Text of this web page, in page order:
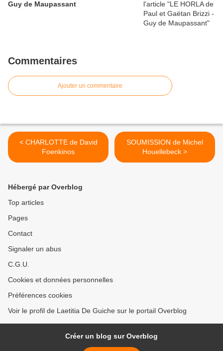
Guy de Maupassant
Commentaires
Ajouter un commentaire
< CHARLOTTE de David
Foenkinos
SOUMISSION de Michel
Houellebeck >
Hébergé par Overblog
Top articles
Pages
Contact
Signaler un abus
C.G.U.
Cookies et données personnelles
Préférences cookies
Voir le profil de Laetitia De Guiche sur le portail Overblog
Créer un blog sur Overblog